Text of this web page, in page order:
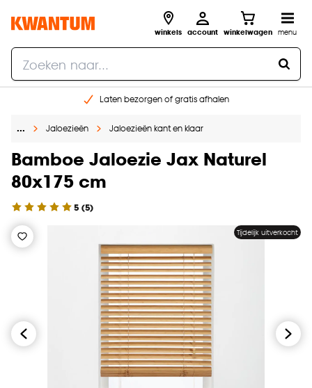
winkels account winkelwagen menu
Laten bezorgen of gratis afhalen
Gratis raam advies en opmeten aan huis
… Jaloezieën Jaloezieën kant en klaar
Bamboe Jaloezie Jax Naturel
80x175 cm
5 (5)
Tijdelijk uitverkocht